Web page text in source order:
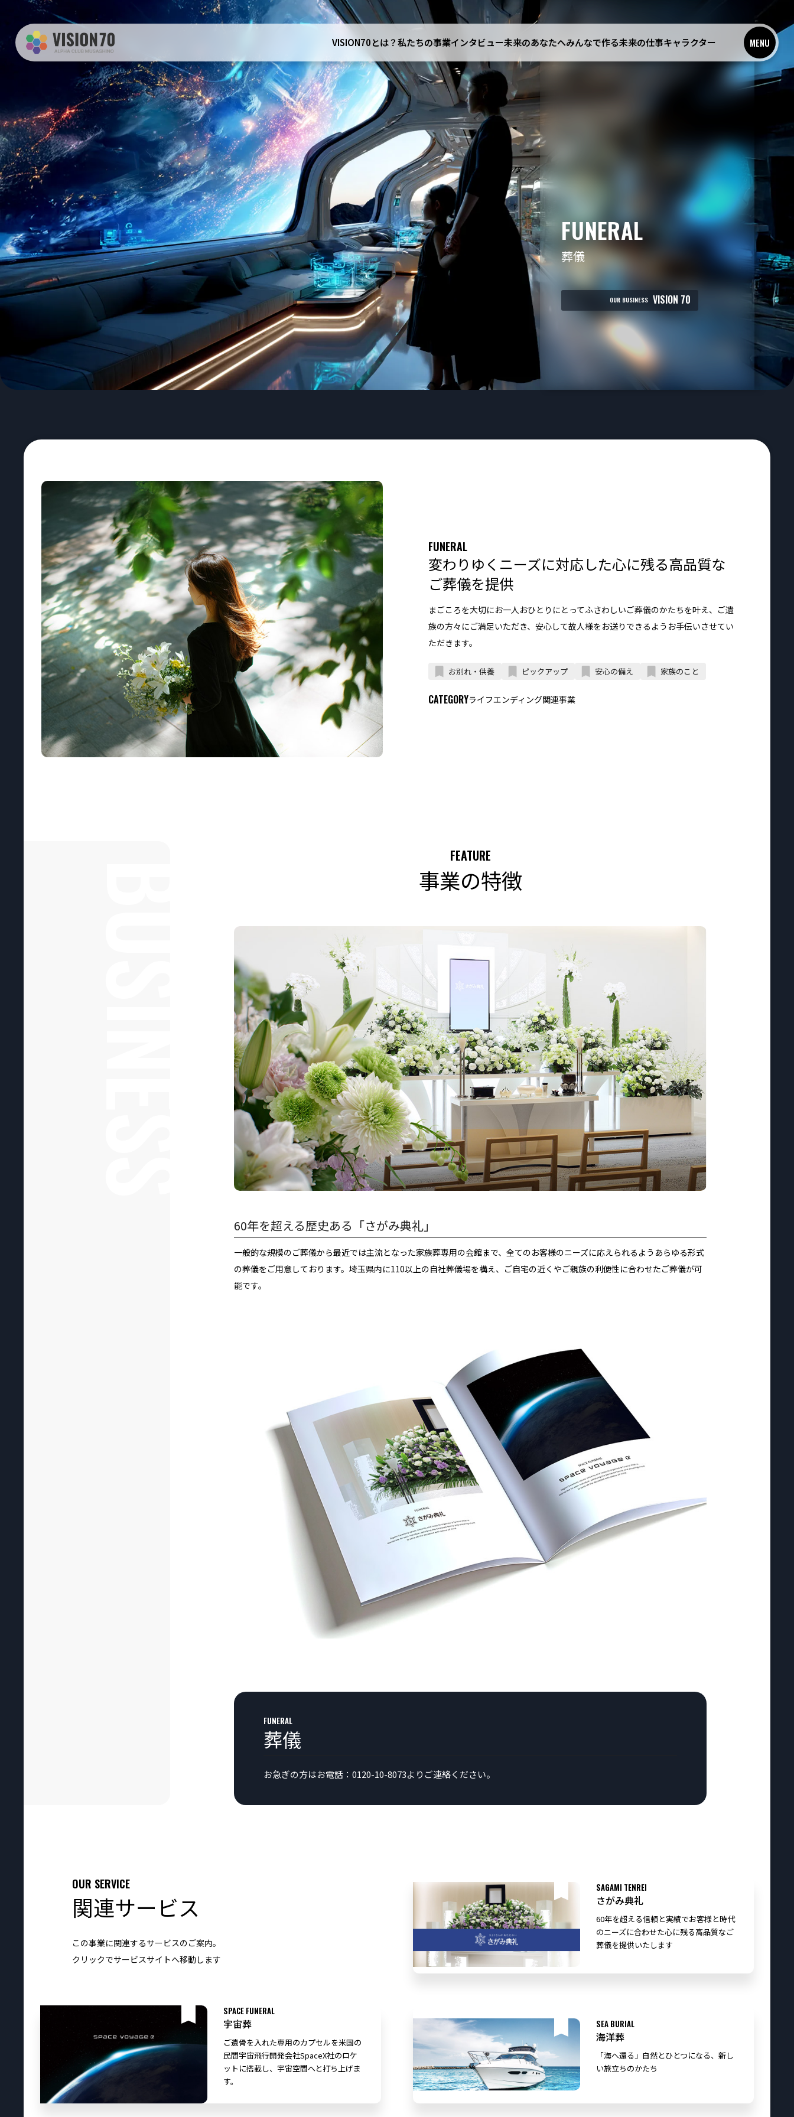
VISION70とは？私たちの事業インタビュー未来のあなたへみんなで作る未来の仕事キャラクター MENU
FUNERAL
葬儀
OUR BUSINESS VISION 70
FUNERAL
変わりゆくニーズに対応した心に残る高品質な
ご葬儀を提供
まごころを大切にお一人おひとりにとってふさわしいご葬儀のかたちを叶え、ご遺
族の方々にご満足いただき、安心して故人様をお送りできるようお手伝いさせてい
ただきます。
お別れ・供養 ピックアップ 安心の備え 家族のこと
CATEGORYライフエンディング関連事業
FEATURE
事業の特徴
60年を超える歴史ある「さがみ典礼」
一般的な規模のご葬儀から最近では主流となった家族葬専用の会館まで、全てのお客様のニーズに応えられるようあらゆる形式
の葬儀をご用意しております。埼玉県内に110以上の自社葬儀場を構え、ご自宅の近くやご親族の利便性に合わせたご葬儀が可
能です。
FUNERAL
葬儀
お急ぎの方はお電話：0120-10-8073よりご連絡ください。
OUR SERVICE
関連サービス
この事業に関連するサービスのご案内。
クリックでサービスサイトへ移動します
SAGAMI TENREI
さがみ典礼
60年を超える信頼と実績でお客様と時代
のニーズに合わせた心に残る高品質なご
葬儀を提供いたします
SPACE FUNERAL
宇宙葬
ご遺骨を入れた専用のカプセルを米国の
民間宇宙飛行開発会社SpaceX社のロケ
ットに搭載し、宇宙空間へと打ち上げま
す。
SEA BURIAL
海洋葬
「海へ還る」自然とひとつになる、新し
い旅立ちのかたち
OUR SERVICE
目的から探す・私たちのサービス
お別れ・供養セレモニーピックアップ 安心の備え家族のこと 暮らしのサポート 癒しと趣味非日常を楽しむ